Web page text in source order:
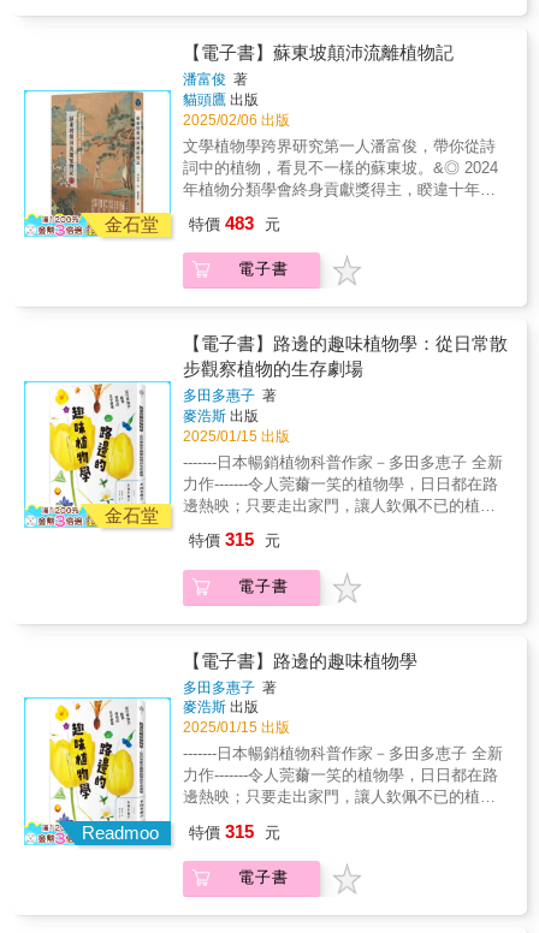
命故事。儘管生態危機迫在眉睫，書中仍傳遞
出希望的訊息──每一棵樹都是好的，只要我們
用心保護，它們便能持續生長！」──2024年班
夫中心山地書籍競賽（Banff Centre Mountain
Book Competition）特別評審提名「本書內容
豐富、引人入勝，時見詩意，是個充滿迷人事
實的寶庫……本書也是一本生動的體驗性回憶
錄，講述了作者對其視為人類生活至關重要的
樹木所進行的探索……路易斯帶領讀者踏上一
場令人驚嘆的十二棵樹之旅……本書深刻揭示
了人類與樹木之間的相互聯繫。」
──BookPage書評月刊「在本書中，丹尼爾．
路易斯走訪世界各地，探索十二種獨特的樹
木，試圖了解它們的生命與溝通方式──而這些
活。這本書充滿對樹冠世界的敬畏，也提醒我
們：與我們相異的生命形式，不只神秘，更彌
足珍貴。」──Literary Hub網站「令人著迷……
大量的趣聞軼事引人入勝，路易斯也擅長挑戰
主流觀點……這本書是一首獻給樹木的深情讚
歌。」──《出版者周刊》（Publishers
Weekly）「這本兼具情感與理性的著作，讓人
重新認識樹木，也體悟它們對世界的啟示……
路易斯鼓勵讀者試著從樹的角度看世界，培養
同理心。書中由奈奎斯特（Nyquist）繪製的精
彩。」──《圖書館學刊》（Library Journal，
星級評論）「丹尼爾．路易斯所選擇的十二棵
樹，在生物學和文化上皆具引人入勝之處……
他對這些樹種及其歷史和重要性進行了細緻的
考察……他以公正的態度處理保護工作（及其
抵制）的複雜性，這本書既嚴謹又易讀……這
是對樹木在增強生物多樣性和支持地球生命能
力方面的有力辯護。」──《科克斯書評》
（Kirkus Reviews）「這本藉由十二種卓越樹
木來探索自然與生存的引人入勝之作，引領讀
者展開一場全球之旅，深入探討每棵樹的科
學、歷史與文化意義。從加洲壯觀的紅杉到大
盆地的刺果松，引人入勝的文筆和詳盡的研
究，展示了樹木在我們世界中所扮演的重要角
色以及保護它們的迫切性。這是一本吸引人且
雜誌》（Smithsonian magazine），2024年度
敬畏之情、嚴謹的科學精神與全球視野，呈現
十二種非凡樹木的歷史……其筆觸靈活生動，
顯示其對於生物科學領域的造詣極高。他精確
描繪出這些樹木與滅絕、政策、政治、法律、
文化、歷史與文學之間的交集，文字常令人驚
豔。」──《信使郵報》（The Post &
Courier）「一本充滿驚奇、感激，甚至帶有一
名看似平實，內容卻非凡。這本書從樹根到樹
冠，重新審視樹木的世界，讓你以全新視角看
待它們。路易斯以十二個樹種（實際上涵蓋更
多）為起點，讚頌它們各自的獨特與壯麗，以
命故事。儘管生態危機迫在眉睫，書中仍傳遞
出希望的訊息──每一棵樹都是好的，只要我們
用心保護，它們便能持續生長！」──2024年班
夫中心山地書籍競賽（Banff Centre Mountain
Book Competition）特別評審提名「本書內容
豐富、引人入勝，時見詩意，是個充滿迷人事
實的寶庫……本書也是一本生動的體驗性回憶
錄，講述了作者對其視為人類生活至關重要的
樹木所進行的探索……路易斯帶領讀者踏上一
場令人驚嘆的十二棵樹之旅……本書深刻揭示
了人類與樹木之間的相互聯繫。」
──BookPage書評月刊「在本書中，丹尼爾．
路易斯走訪世界各地，探索十二種獨特的樹
活。這本書充滿對樹冠世界的敬畏，也提醒我
們：與我們相異的生命形式，不只神秘，更彌
足珍貴。」──Literary Hub網站「令人著迷……
大量的趣聞軼事引人入勝，路易斯也擅長挑戰
主流觀點……這本書是一首獻給樹木的深情讚
歌。」──《出版者周刊》（Publishers
Weekly）「這本兼具情感與理性的著作，讓人
路易斯鼓勵讀者試著從樹的角度看世界，培養
同理心。書中由奈奎斯特（Nyquist）繪製的精
美插畫，更為這座壯麗的樹木世界增添光
彩。」──《圖書館學刊》（Library Journal，
星級評論）「丹尼爾．路易斯所選擇的十二棵
音……我們對這一切有諸多動畫鏡頭裡的想
《旅行在樹梢》不僅是一本超越高度與心念的
攀樹誌，更是一堂堂在樹上展開的生物課，甚
至還有植物病蟲害課。一新我過去所讀過的各
種關於植物、森林的科普著作，讀起來，竟產
生與她首次上樹的莫名感受，帶著讀者我看到
不一樣的世界！這些與她生命緊密相連的物
種，透過她的筆與照片，必定也能與讀者緊密
空。在我們還無法輕易攀樹時，很慶幸遇到這
本閃著陽光的書，讓我邊讀，心跟著一起在樹
冠上晃動著……──古碧玲離我們最近的未知宇
由每一棵大樹綻放枝葉的相連而成，不僅是全
球生物能量來源的生活工廠，也是許多大中小
微生物的重要棲所。可惜人類不善攀爬的軀
體，成為難以探索樹冠層的一大限制。即使我
曾在森林系，攀樹的經驗也屈指可數。永翔是
在樹冠層度日的研究者，樹上的苔蘚到氣孔間
流動的氣體分子，都能如數家珍、瞭若指掌。
我總是羨慕她能將我們的未知世界，探索得如
此透徹。《旅行在樹梢》是永翔的綠色宇宙航
行日誌，歡迎和我一樣爬不上去的各位，透過
林大利慣於移動於平面地圖的我們，如何想像
由樹木與攀樹人共享的，一種垂直的生命旅
程？本書以真摯的筆觸，描繪出森林研究幕
生理到氣候危機，多重尺度的觀察視角，是一
本豐富而獨特的佳作。──黃瀚嶢因愛上爬樹而
決意成為一位樹冠層生態的研究者，作者藍永
翔以感性口吻娓娓道來她對樹與森林的鍾情，
且任由初衷領她一路從臺灣棲蘭山的扁柏、塔
塔加鞍部的雲杉，持續攀往美國西北奧勒岡州
的雲杉、花旗松、壯麗冷杉，和所有攀樹人神
臺灣杉。同時，她也透過科學家的視野，揭櫫
不同樹種的特性與它們所面臨的環境問題：病
害、颱風、劇烈氣候……她屢屢徜徉、沐浴於
樹梢的魔幻時刻，而樹上的時光也如同琥珀
人。收穫時以造成最小傷害為原則。要尊重獲
得的東西，絕對不要浪費。要與人分享。要為
獲得的東西表達謝意。收了東西就要回贈禮
物，表示互惠。讓維持你生命的一切保持永
續，地球就能持續到永遠。分享地球的恩賜
——共享作為一種互惠的貨幣書中引用諸多精
彩案例展現「互惠式禮物經濟」的精神，也啟
發我們可以用自己的方式回饋地球贈與的禮物
——可能是金錢、時間、能源、政治行動、藝
懷行動⋯⋯無論大小，都是這個生態告急的時
代所需要的。每送出一份禮物，我們都將能從
中得到生命力與重生。作者以充滿靈性且優美
的書寫，融合植物學、生態哲學、原住民智慧
等視角，邀請讀者展開與自然萬物有更深聯繫
的生活方式；對環境永續、經濟學、生態學等
替代性思維感興趣的讀者，本書亦是必讀之
作。★作者榮獲2023年美國國家人文獎章、沃
克斯傳媒網遴選之2024年五十大未來領袖；本
書系列作《編織聖草》美國狂銷兩百多萬冊。
★《紐約時報》、《華盛頓郵報》、《歐普拉
日報》、《時代》雜誌、《科學》雜誌、《出
居民的生活與傳統。近年暖化速度加劇，極地
的綠化、森林的向北推進，更成為明顯可見的
現在進行式。地球未來會是什麼模樣？暖化是
否會有終點？作者勞倫斯決定從樹的身上去尋
找答案。 在高緯度地區，往往只有最具創造力
與生長力的堅韌樹種才得以生存，例如喜愛嚴
寒的落葉松、能夠淨化大氣的雲杉、幾乎能治
癒治百病的印第安聖樹香楊等等，這些樹木都
在某一段森林線裡雄踞一方，發展出獨特的生
態系，也是觀察暖化的關鍵指標。於是英國作
家羅倫斯從蘇格蘭出發，走訪挪威、西伯利
亞、阿拉斯加、加拿大、格陵蘭等六個地區，
以六種關鍵樹種為主角，帶領我們踏上一趟深
住民的生命哲理 勞倫斯同時也拜訪了各地的重
要研究機構，與身處研究前鋒的權威科學家對
談，從他們直白或隱晦的深切憂慮，拼湊出一
幅令人膽顫心驚的暖化版圖。他更跟著挪威的
薩米人、西伯利亞的恩加納桑人等極圈原住
民，一同進入渺無人煙的浩瀚荒野或傳統聖
地，感受原住民在面對自然的變遷時，是如何
抵抗或順應步伐？也或許，他們接應萬物的生
命哲理能在暖冬將至時，為我們帶來啟發或借
鑑。 ★結合植物學、氣象學、地質學、極地民
豐富人文精神的紀實報導，《尋找北極森林
線》記錄了一片很可能將會成為「地球最後一
片森林」的故事，作者帶入豐富的氣候、生
典故以及民族誌般的珍貴紀錄，深入淺出，為
我們從未理解過的暖化，建構出一部視角多樣
且令人深刻的樣貌，而優美而極富詩意的細膩
筆觸，更是把極地的嚴寒、壯闊、神奇與脆弱
毫無保留展現在我們眼前，也是最深刻、溫柔
且直擊人心的呼籲。 「去年春天真的很奇怪，
我們看到以前從未看過的大隻蝴蝶。小孩子都
的趨勢， 對於駝鹿、馴鹿等棲息於高緯度的哺
乳動物或鳥類而言，移動不是問題。 但如果你
紮根在一處呢？如果你是一棵樹呢？」
我們喜愛，名垂千古的大文豪。我們琅琅上口
的詩句像是「明月幾時有，把酒問青天」、
「不識廬山真面目，只緣身在此山中」、「大
江東去，浪淘盡，千古風流人物」等，都是出
自他的手筆。蘇東坡的人生卻十分坎坷，從名
動京師的新科進士，經歷貶謫、入獄、流放海
南島，走過大半個中國，最後逝世於北返汴京
的途中。 從蘇東坡作品看他描寫的植物與自
然環境 有人說，是蘇東坡顛沛流離的一生，
方，旅行跨度極廣（例如僅汴京到海南島的直
線距離即有2,300公里）。因自然環境差異大，
他在詩詞中描寫過的植物多而複雜，高達161
種。這些植物種類往往與蘇東坡的見聞、情緒
相呼應，像是年少上京時意氣風發地詠三峽的
松、避居西湖時寫水生植物荷、芡，謫居海南
時描寫熱帶植物如刺桐、椰子，以及他的心頭
好：檳榔。這些植物出現在蘇東坡生命中的什
麼時期？為什麼成為他的選題？這些問題透露
出的細節，將成為我們賞析蘇東坡詩詞的另一
個重要入口。 從植物看見你所不知道的蘇東
坡 其實蘇東坡不只擅長描寫植物、也是運用
園、醫藥、美食三個面向認識蘇東坡。像是蘇
東坡曾歌詠過華北、華中、華東的庭園，他在
這些地理環境所見的庭園景致有何不同？此外
極少人知道蘇東坡也精通醫理，寫過《蘇學士
些藥用植物？最重要的，蘇東坡是中國史上著
名的老饕，以他命名的菜餚如東坡肉、東坡
魚、東坡羹等共有上百道，他在詩詞中曾紀錄
過名菜像是蘆葦筍、罌粟湯、枸杞芽等，這些
植物要怎麼烹調、怎麼吃？本書除了介紹植物
知識，介紹它們在生態、文化、經濟的重要
性，也將讓讀者細細品味蘇東坡作品中，由植
物與自然共同構成的文化底蘊，帶出蘇東坡顛
沛流離而精采的一生。 真心推薦（依姓氏筆
衣若芬（新加坡南洋理工大學文圖學會會長）
李文鈺（臺灣大學中文系副教授）黃生（臺灣
師範大學名譽教授）楊智凱（屏東科技大學森
金石堂
【電子書】蘇東坡顛沛流離植物記
潘富俊 著
貓頭鷹 出版
2025/02/06 出版
文學植物學跨界研究第一人潘富俊，帶你從詩
詞中的植物，看見不一樣的蘇東坡。&◎ 2024
年植物分類學會終身貢獻獎得主，睽違十年最
的跨領域著作◎ 附蘇東坡足跡地圖，讓你對照
蘇東坡一生坎坷的旅途◎《中國文學植物學》
《紅樓夢植物圖鑑》《全唐詩植物學》作者潘
我們喜愛，名垂千古的大文豪。我們琅琅上口
的詩句像是「明月幾時有，把酒問青天」、
「不識廬山真面目，只緣身在此山中」、「大
江東去，浪淘盡，千古風流人物」等，都是出
自他的手筆。蘇東坡的人生卻十分坎坷，從名
動京師的新科進士，經歷貶謫、入獄、流放海
南島，走過大半個中國，最後逝世於北返汴京
的途中。 從蘇東坡作品看他描寫的植物與自
然環境 有人說，是蘇東坡顛沛流離的一生，
帶給他超凡的文學高度。蘇東坡到過許多地
線距離即有2,300公里）。因自然環境差異大，
他在詩詞中描寫過的植物多而複雜，高達161
種。這些植物種類往往與蘇東坡的見聞、情緒
松、避居西湖時寫水生植物荷、芡，謫居海南
時描寫熱帶植物如刺桐、椰子，以及他的心頭
好：檳榔。這些植物出現在蘇東坡生命中的什
麼時期？為什麼成為他的選題？這些問題透露
出的細節，將成為我們賞析蘇東坡詩詞的另一
個重要入口。 從植物看見你所不知道的蘇東
坡 其實蘇東坡不只擅長描寫植物、也是運用
園、醫藥、美食三個面向認識蘇東坡。像是蘇
東坡曾歌詠過華北、華中、華東的庭園，他在
這些地理環境所見的庭園景致有何不同？此外
極少人知道蘇東坡也精通醫理，寫過《蘇學士
特價 483 元
電子書
金石堂
【電子書】路邊的趣味植物學：從日常散
步觀察植物的生存劇場
多田多惠子 著
麥浩斯 出版
2025/01/15 出版
-------日本暢銷植物科普作家－多田多恵子 全新
力作-------令人莞薾一笑的植物學，日日都在路
邊熱映；只要走出家門，讓人欽佩不已的植物
生好難」，殊不知植物的「植生」也不輕鬆！
如果您感嘆日子辛苦，不妨來看看植物為求生
存也使盡了渾身解數，像是：✦ 新芽嫩葉也有
器」：溫暖時綻放迎客，寒冷時閉合休眠，像
極了懂得營運的店主！✦ 花卉的「誘惑與欺
騙」：利用顏色、氣味、構造甚至偽裝術，吸
引昆蟲成為「最佳合夥人」？✦ 千奇百怪的求
生術：從製毒防身到鉤刺自衛，甚至「吃真
菌」為生，植物的手段遠超想像。✦ 飛翔的種
子，遷徙的夢想：精心設計的種子機制，讓它
們搭上風的列車，遠播他鄉。✦ 紅色果實的心
理戰術：鮮紅果實吸引鳥類傳播種子，但「欠
&hellip;&hellip;本書不僅是一場探索植物世界的
邀請，也是一堂輕鬆有趣的植物學。無需遠
行，生活周遭就是植物的仙境。透過科學視角
特價 315 元
電子書
Readmoo
【電子書】路邊的趣味植物學
多田多惠子 著
麥浩斯 出版
2025/01/15 出版
-------日本暢銷植物科普作家－多田多恵子 全新
力作-------令人莞薾一笑的植物學，日日都在路
邊熱映；只要走出家門，讓人欽佩不已的植物
生好難」，殊不知植物的「植生」也不輕鬆！
如果您感嘆日子辛苦，不妨來看看植物為求生
存也使盡了渾身解數，像是：✦ 新芽嫩葉也有
特價 315 元
電子書